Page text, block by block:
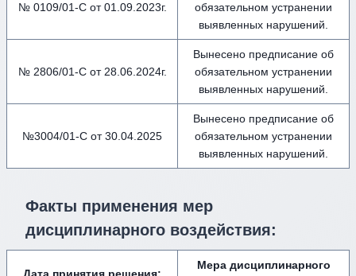
№ 0109/01-С от 01.09.2023г.
обязательном устранении
выявленных нарушений.
№ 2806/01-С от 28.06.2024г.
Вынесено предписание об
обязательном устранении
выявленных нарушений.
№3004/01-С от 30.04.2025
Вынесено предписание об
обязательном устранении
выявленных нарушений.
Факты применения мер
дисциплинарного воздействия:
Мера дисциплинарного